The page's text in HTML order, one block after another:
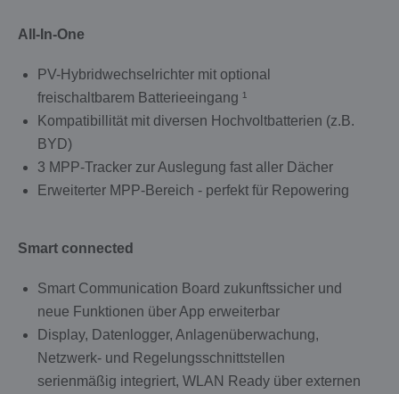
All-In-One
PV-Hybridwechselrichter mit optional
freischaltbarem Batterieeingang ¹
Kompatibillität mit diversen Hochvoltbatterien (z.B.
BYD)
3 MPP-Tracker zur Auslegung fast aller Dächer
Erweiterter MPP-Bereich - perfekt für Repowering
Smart connected
Smart Communication Board zukunftssicher und
neue Funktionen über App erweiterbar
Display, Datenlogger, Anlagenüberwachung,
Netzwerk- und Regelungsschnittstellen
serienmäßig integriert, WLAN Ready über externen